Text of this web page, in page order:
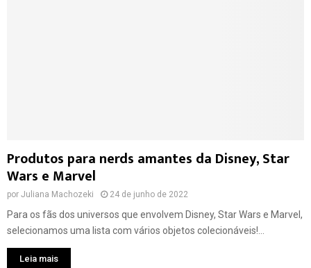
Produtos para nerds amantes da Disney, Star
Wars e Marvel
por Juliana Machozeki 24 de junho de 2022
Para os fãs dos universos que envolvem Disney, Star Wars e Marvel,
selecionamos uma lista com vários objetos colecionáveis!...
Leia mais